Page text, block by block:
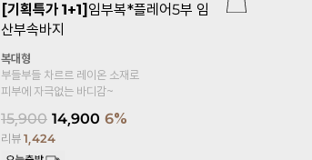
[기획특가 1+1]임부복*플레어5부 임
산부속바지
복대형
부들부들 차르르 레이온 소재로
피부에 자극없는 바디감~
15,900 14,900 6%
리뷰 1,424